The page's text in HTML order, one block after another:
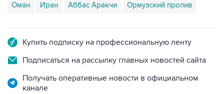
Оман Иран Аббас Аракчи Ормузский пролив
Купить подписку на профессиональную ленту
Подписаться на рассылку главных новостей сайта
Получать оперативные новости в официальном
канале